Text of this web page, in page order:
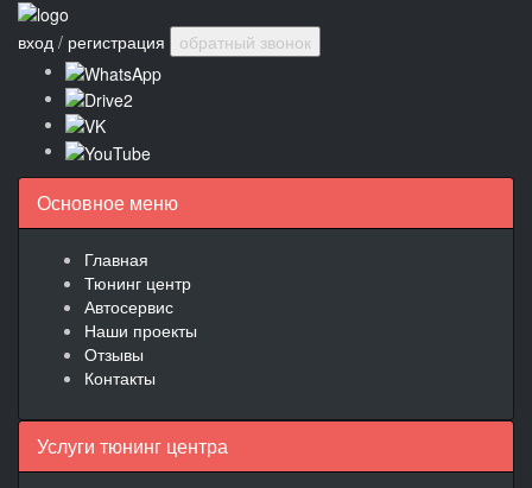
вход / регистрация обратный звонок
Основное меню
Главная
Тюнинг центр
Автосервис
Наши проекты
Отзывы
Контакты
Услуги тюнинг центра